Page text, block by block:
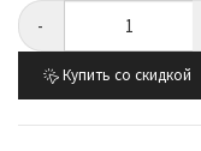
-
Купить со скидкой